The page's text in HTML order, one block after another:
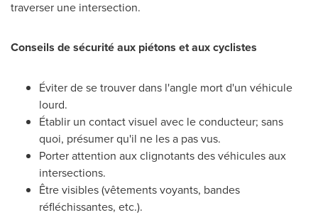
traverser une intersection.
Conseils de sécurité aux piétons et aux cyclistes
Éviter de se trouver dans l'angle mort d'un véhicule
lourd.
Établir un contact visuel avec le conducteur; sans
quoi, présumer qu'il ne les a pas vus.
Porter attention aux clignotants des véhicules aux
intersections.
Être visibles (vêtements voyants, bandes
réfléchissantes, etc.).